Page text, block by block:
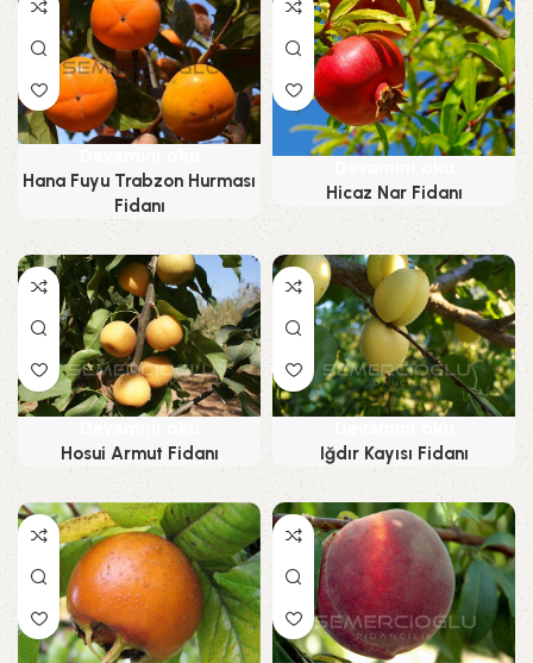
Hana Fuyu Trabzon Hurması
Fidanı
Hicaz Nar Fidanı
Hosui Armut Fidanı
Iğdır Kayısı Fidanı